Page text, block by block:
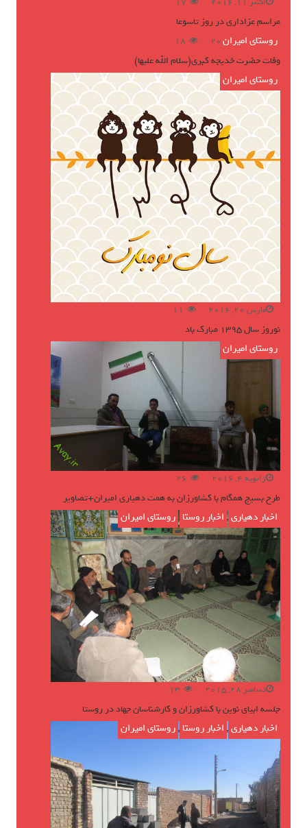
مراسم عزاداری در روز تاسوعا
روستای امیران
ژوئن 16, 2016 18
وفات حضرت خدیجه کبری(سلام الله علیها)
روستای امیران
مارس 20, 2016 11
نوروز سال ۱۳۹۵ مبارک باد
روستای امیران
ژانویه 4, 2016 26
طرح بسیج همگام با کشاورزان به همت دهیاری امیران+تصاویر
اخبار دهیاری, اخبار روستا ,روستای امیران
دسامبر 28, 2015 13
جلسه ابیای نوین با کشاورزان و کارشناسان جهاد در روستا
اخبار دهیاری, اخبار روستا ,روستای امیران